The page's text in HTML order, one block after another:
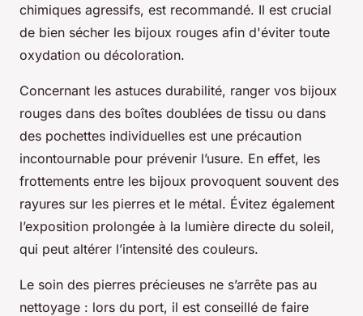
chimiques agressifs, est recommandé. Il est crucial
de bien sécher les bijoux rouges afin d'éviter toute
oxydation ou décoloration.
Concernant les astuces durabilité, ranger vos bijoux
rouges dans des boîtes doublées de tissu ou dans
des pochettes individuelles est une précaution
incontournable pour prévenir l’usure. En effet, les
frottements entre les bijoux provoquent souvent des
rayures sur les pierres et le métal. Évitez également
l’exposition prolongée à la lumière directe du soleil,
qui peut altérer l’intensité des couleurs.
Le soin des pierres précieuses ne s’arrête pas au
nettoyage : lors du port, il est conseillé de faire